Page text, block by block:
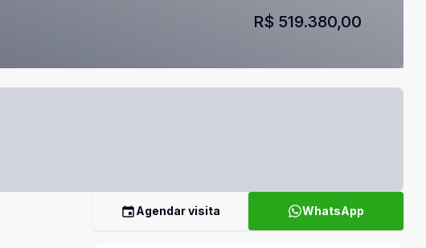
R$ 519.380,00
Agendar visita WhatsApp